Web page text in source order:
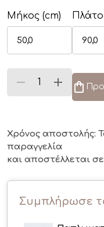
Μήκος (cm)
Χρόνος αποστολής:
παραγγελία
και αποστέλλεται
Συμπλήρωσε